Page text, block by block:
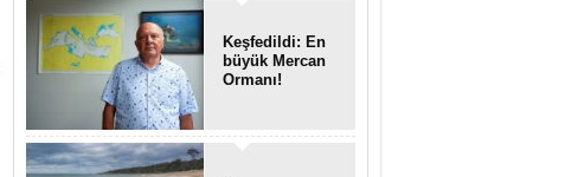
Keşfedildi: En
büyük Mercan
Ormanı!